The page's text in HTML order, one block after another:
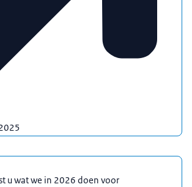
u wat we in 2026 doen voor